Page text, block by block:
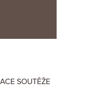
SOUTĚŽE